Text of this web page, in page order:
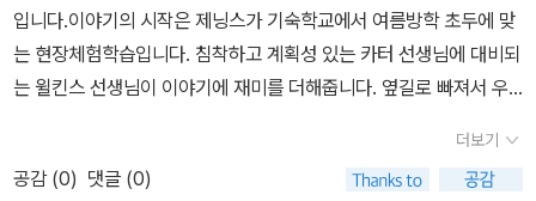
입니다.이야기의 시작은 제닝스가 기숙학교에서 여름방학 초두에 맞
는 현장체험학습입니다. 침착하고 계획성 있는 카터 선생님에 대비되
는 윌킨스 선생님이 이야기에 재미를 더해줍니다. 옆길로 빠져서 우
에마가 아파트에서 금지되어 숨겨둔 다양한 애완동물들과 연결되는
장치입니다. 합법적인 테두리 안에서 조언을 해주는 관리인 패그 씨
더보기
공감 (0) 댓글 (0)